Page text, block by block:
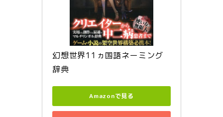
幻想世界11ヵ国語ネーミング
辞典
Amazonで見る